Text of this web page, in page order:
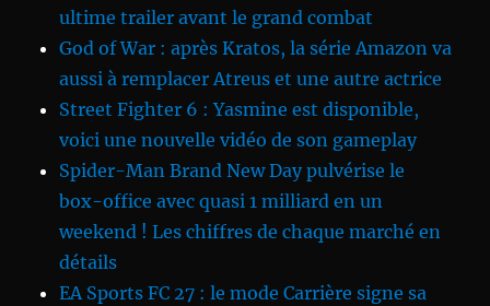
ultime trailer avant le grand combat
God of War : après Kratos, la série Amazon va
aussi à remplacer Atreus et une autre actrice
Street Fighter 6 : Yasmine est disponible,
voici une nouvelle vidéo de son gameplay
Spider-Man Brand New Day pulvérise le
box-office avec quasi 1 milliard en un
weekend ! Les chiffres de chaque marché en
détails
EA Sports FC 27 : le mode Carrière signe sa